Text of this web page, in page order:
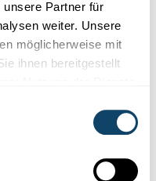
unsere Partner für
weiter. Unsere
möglicherweise mit
ihnen bereitgestellt
in Kanada oder
Africa in
die Teilnahme an
Forschungsstation
fotografiert.
da die
wie ein
sind. Im